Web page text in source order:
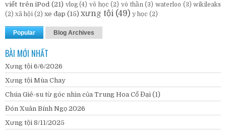
viết trên iPod (21) vlog (4) võ học (2) vô thần (3) waterloo (3) wikileaks
(2) xã hội (2) xe đạp (15) xưng tội (49) y học (2)
Popular Blog Archives
BÀI MỚI NHẤT
Xưng tội 6/6/2026
Xưng tội Mùa Chay
Chúa Giê-su từ góc nhìn của Trung Hoa Cổ Đại (1)
Đón Xuân Bính Ngọ 2026
Xưng tội 8/11/2025